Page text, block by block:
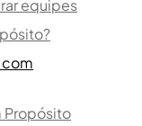
equipes
Propósito